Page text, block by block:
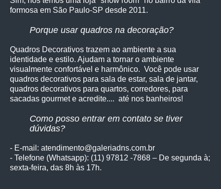
formosa em São Paulo-SP desde 2011.
Porque usar quadros na decoração?
Quadros Decorativos trazem ao ambiente a sua
identidade e estilo. Ajudam a tornar o ambiente
visualmente confortável e harmônico. Você pode usar
quadros decorativos para sala de estar, sala de jantar,
quadros decorativos para quartos, corredores, para
sacadas gourmet e acredite.... até nos banheiros!
Como posso entrar em contato se tiver
dúvidas?
- E-mail: atendimento@galeriadns.com.br
- Telefone (Whatsapp): (11) 97812 -7868 – De segunda à;
sexta-feira, das 8h às 17h.